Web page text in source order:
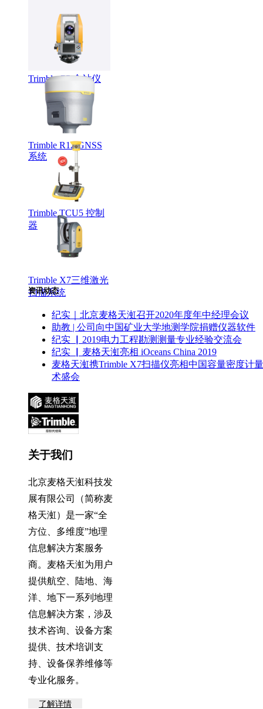
LMX系列智能探地
Trimble C5 全站仪
Trimble R12 GNSS
系统
Trimble TCU5 控制
器
Trimble X7三维激光
扫描系统
资讯动态
纪实｜北京麦格天渱召开2020年度年中经理会议
助教 | 公司向中国矿业大学地测学院捐赠仪器软件
纪实 ▏2019电力工程勘测测量专业经验交流会
纪实 ▏麦格天渱亮相 iOceans China 2019
麦格天渱携Trimble X7扫描仪亮相中国容量密度计
术盛会
关于我们
北京麦格天渱科技发
展有限公司（简称麦
格天渱）是一家“全
方位、多维度”地理
信息解决方案服务
商。麦格天渱为用户
提供航空、陆地、海
洋、地下一系列地理
信息解决方案，涉及
技术咨询、设备方案
提供、技术培训支
持、设备保养维修等
专业化服务。
了解详情